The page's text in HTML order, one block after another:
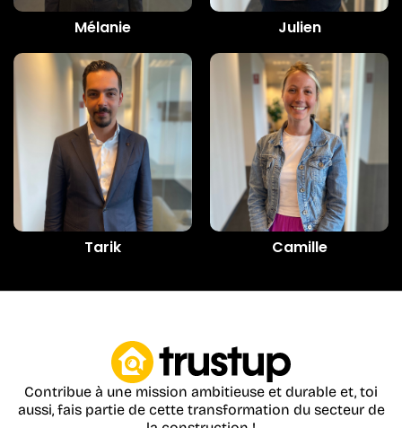
Mélanie Julien
Tarik Camille
Contribue à une mission ambitieuse et durable et, toi
aussi, fais partie de cette transformation du secteur de